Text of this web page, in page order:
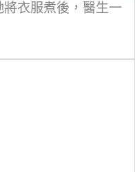
衣服煮後，醫生一